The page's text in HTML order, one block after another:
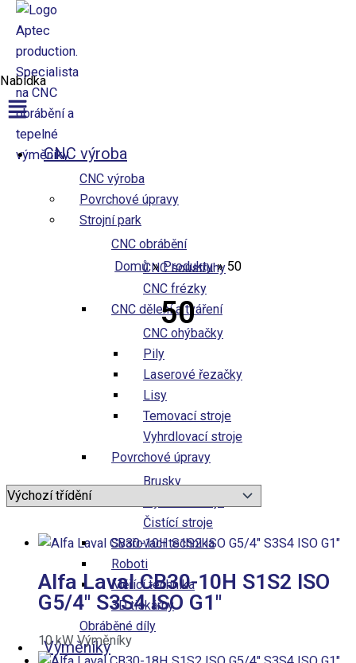
Přeskočit na obsah
Aptec production
Nabídka
CNC výroba
CNC výroba
Povrchové úpravy
Strojní park
CNC obrábění
CNC soustruhy
CNC frézky
CNC dělení a tváření
CNC ohýbačky
Pily
Laserové řezačky
Lisy
Temovací stroje
Vyhrdlovací stroje
Povrchové úpravy
Brusky
Čistící stroje
Svařovací technika
Roboti
Měřící technika
3D tiskárny
Obráběné díly
Výměníky
Domů Produkty 50
50
Alfa Laval CB30-10H S1S2 ISO
G5/4″ S3S4 ISO G1″
10kW Výměníky